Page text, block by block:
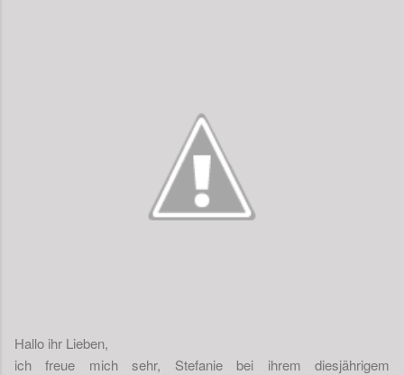
Hallo ihr Lieben,
ich freue mich sehr, Stefanie bei ihrem diesjährigem